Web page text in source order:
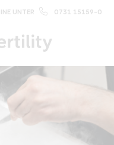
UNTER 0731 15159-0